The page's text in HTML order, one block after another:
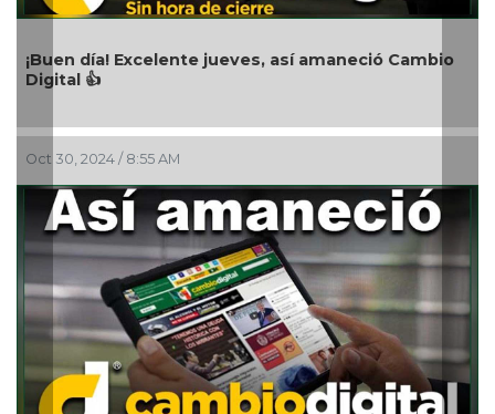
jueves, así amaneció Cambio
AM
¡Buen día!